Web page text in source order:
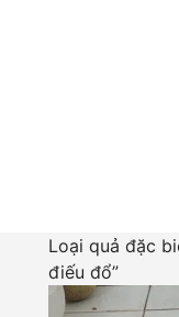
Loại quả đặc
điếu đổ”